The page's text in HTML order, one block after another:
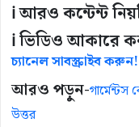
ℹ️ আরও কন্টেন্ট
ℹ️ ভিডিও আকারে
চ্যানেল সাবস্ক্রাইব করুন!
আরও পড়ুন-গার্মেন্টস
উত্তর